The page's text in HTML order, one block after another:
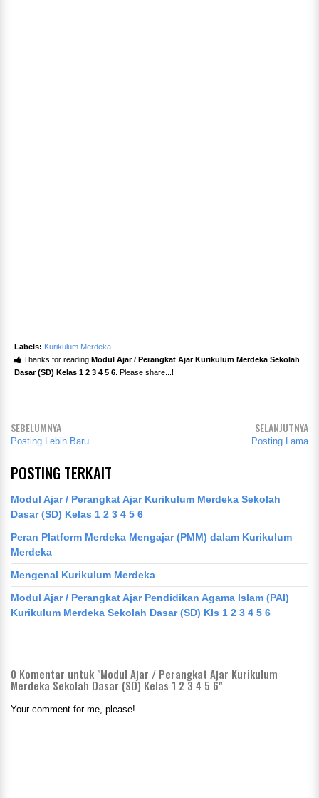
Labels: Kurikulum Merdeka
Thanks for reading Modul Ajar / Perangkat Ajar Kurikulum Merdeka Sekolah
Dasar (SD) Kelas 1 2 3 4 5 6 . Please share...!
SEBELUMNYA
Posting Lebih Baru
SELANJUTNYA
Posting Lama
POSTING TERKAIT
Modul Ajar / Perangkat Ajar Kurikulum Merdeka Sekolah
Dasar (SD) Kelas 1 2 3 4 5 6
Peran Platform Merdeka Mengajar (PMM) dalam Kurikulum
Merdeka
Mengenal Kurikulum Merdeka
Modul Ajar / Perangkat Ajar Pendidikan Agama Islam (PAI)
Kurikulum Merdeka Sekolah Dasar (SD) Kls 1 2 3 4 5 6
0 Komentar untuk "Modul Ajar / Perangkat Ajar Kurikulum
Merdeka Sekolah Dasar (SD) Kelas 1 2 3 4 5 6"
Your comment for me, please!